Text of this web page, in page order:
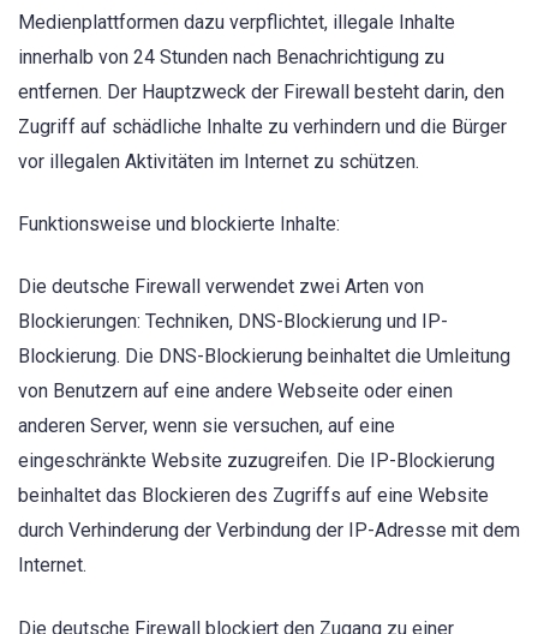
Medienplattformen dazu verpflichtet, illegale Inhalte
innerhalb von 24 Stunden nach Benachrichtigung zu
entfernen. Der Hauptzweck der Firewall besteht darin, den
Zugriff auf schädliche Inhalte zu verhindern und die Bürger
vor illegalen Aktivitäten im Internet zu schützen.
Funktionsweise und blockierte Inhalte:
Die deutsche Firewall verwendet zwei Arten von
Blockierungen: Techniken, DNS-Blockierung und IP-
Blockierung. Die DNS-Blockierung beinhaltet die Umleitung
von Benutzern auf eine andere Webseite oder einen
anderen Server, wenn sie versuchen, auf eine
eingeschränkte Website zuzugreifen. Die IP-Blockierung
beinhaltet das Blockieren des Zugriffs auf eine Website
durch Verhinderung der Verbindung der IP-Adresse mit dem
Internet.
Die deutsche Firewall blockiert den Zugang zu einer